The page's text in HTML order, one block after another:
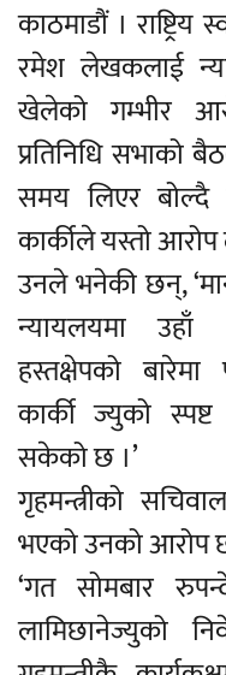
काठमाडौं । राष्ट्रिय
रमेश लेखकलाई
खेलेको गम्भीर
प्रतिनिधि
समय लिएर बोल्दै
कार्कीले यस्तो
उनले भनेकी छन्,
न्यायलयमा
हस्तक्षेपको बारेमा
कार्की ज्युको
सकेको छ ।’
गृहमन्त्रीको
भएको उनको आरोप
‘गत सोमबार
लामिछानेज्युको